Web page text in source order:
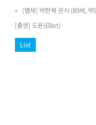
« [별세] 박현복 권사 (89세,
[출생] 도윤(Elliot)
List